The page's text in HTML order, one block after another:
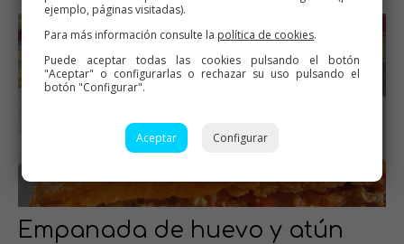
Empanada de huevo y atún
ejemplo, páginas visitadas).
Para más información consulte la política de cookies.
Puede aceptar todas las cookies pulsando el botón
"Aceptar" o configurarlas o rechazar su uso pulsando el
botón "Configurar".
Aceptar Configurar